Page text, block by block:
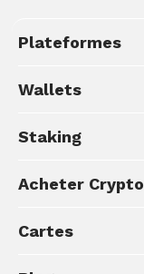
Plateformes
Wallets
Staking
Acheter Crypto
Cartes